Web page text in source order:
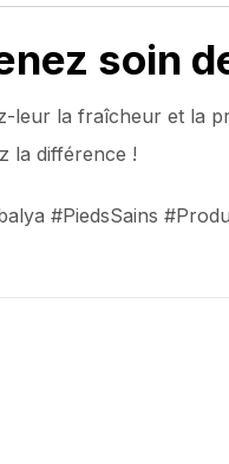
soin
leur la fraîcheur et la
la différence !
#PiedsSains